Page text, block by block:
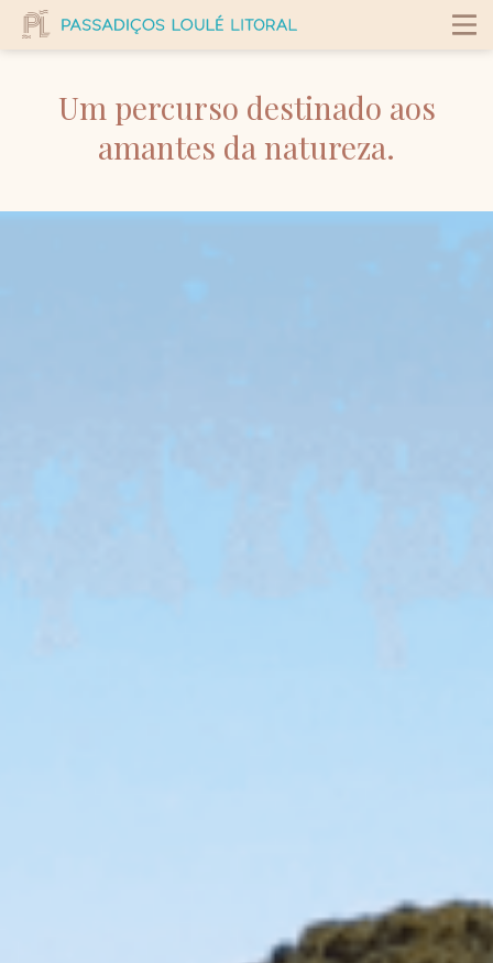
Um percurso destinado aos
amantes da natureza.